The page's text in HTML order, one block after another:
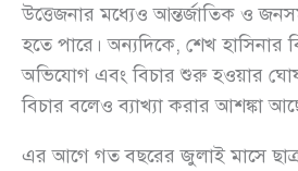
উত্তেজনার মধ্যেও আন্তর্জাতিক ও
হতে পারে। অন্যদিকে, শেখ হাসিনার
অভিযোগ এবং বিচার শুরু হওয়ার
বিচার বলেও ব্যাখ্যা করার আশঙ্কা
এর আগে গত বছরের জুলাই মাসে